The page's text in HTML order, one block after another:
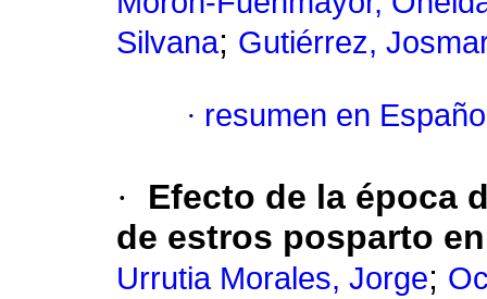
Silvana; Gutiérrez,
· resumen en
·
Efecto de la época
de estros posparto
Urrutia Morales, Jorge;